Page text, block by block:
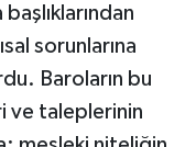
sorunlarına
Baroların bu
ve taleplerinin